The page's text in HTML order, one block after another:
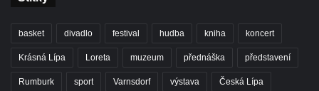
basket divadlo festival hudba kniha koncert
Krásná Lípa Loreta muzeum přednáška představení
Rumburk sport Varnsdorf výstava Česká Lípa